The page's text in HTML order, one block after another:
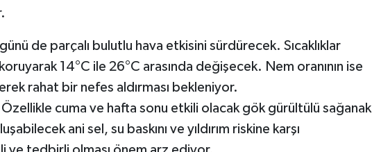
günü de parçalı bulutlu hava etkisini sürdürecek. Sıcaklıklar
14°C ile 26°C arasında değişecek. Nem oranının ise
rahat bir nefes aldırması bekleniyor.
Özellikle cuma ve hafta sonu etkili olacak gök gürültülü sağanak
ani sel, su baskını ve yıldırım riskine karşı